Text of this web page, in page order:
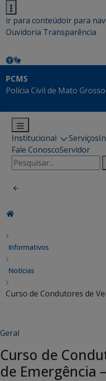
ir para conteúdoir para
Ouvidoria Transparência
PCMS
Polícia Civil de Mato
Institucional Serviços
Fale ConoscoServidor
Pesquisar
por:
Informativos
Notícias
Curso de Condutores de
Geral
Curso de
de Emergência